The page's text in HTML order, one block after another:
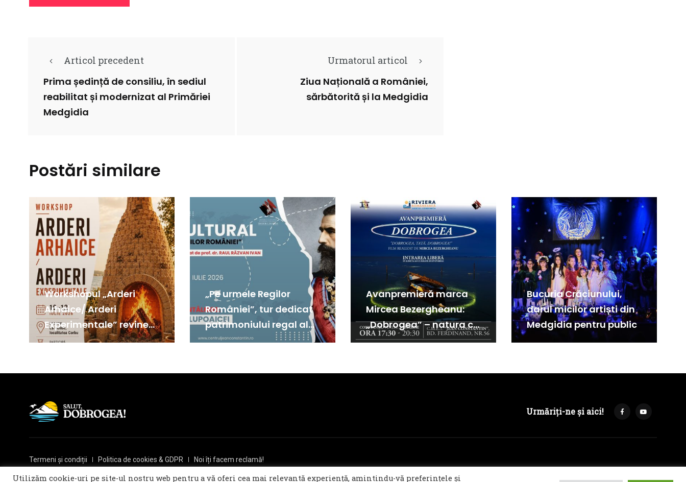
Articol precedent
Prima ședință de consiliu, în sediul
reabilitat și modernizat al Primăriei
Medgidia
Urmatorul articol
Ziua Națională a României,
sărbătorită și la Medgidia
Postări similare
Workshopul „Arderi
Arhaice/ Arderi
Experimentale” revine
la Corbu
„Pe urmele Regilor
României”, tur dedicat
patrimoniului regal al
Constanței
Avanpremieră marca
Mircea Bezergheanu:
„Dobrogea” – natura ca
scenă de teatru
Bucuria Crăciunului,
darul micilor artiști din
Medgidia pentru public
Urmăriți-ne și aici!
Termeni și condiții Politica de cookies & GDPR Noi îți facem reclamă!
© 2021 Salut, Dobrogea! - Ziar de informare și atitudine || E-mail: redactie@salutdobrogea.ro
Utilizăm cookie-uri pe site-ul nostru web pentru a vă oferi cea mai relevantă experiență, amintindu-vă preferințele și